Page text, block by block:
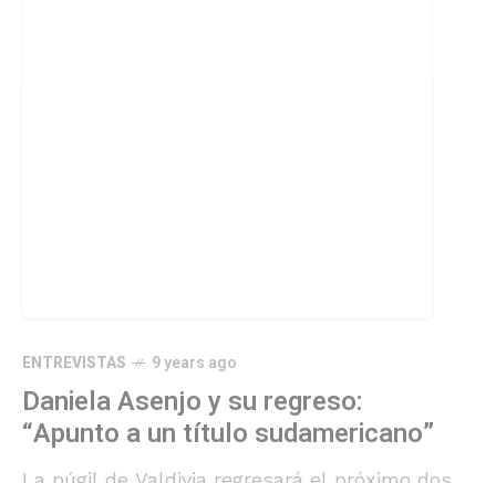
ENTREVISTAS 9 years ago
Daniela Asenjo y su regreso:
“Apunto a un título sudamericano”